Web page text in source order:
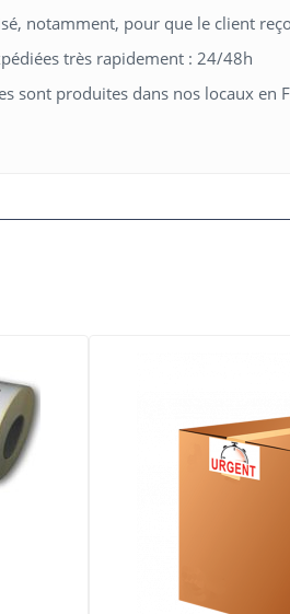
notamment, pour que le client
très rapidement : 24/48h
sont produites dans nos locaux en